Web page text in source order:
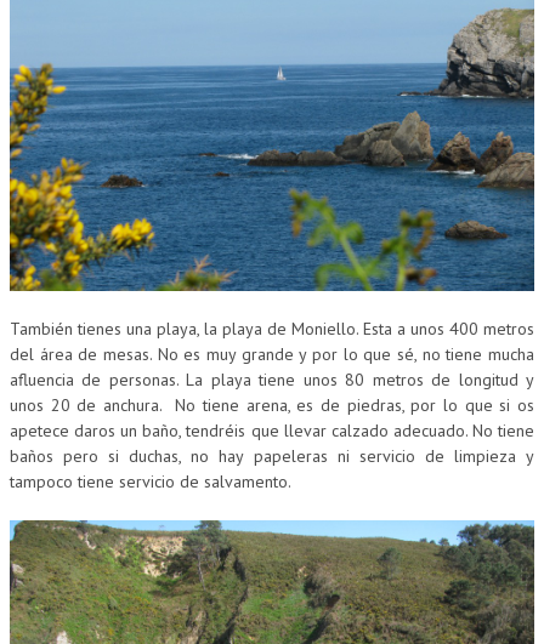
También tienes una playa, la playa de Moniello. Esta a unos 400 metros
del área de mesas. No es muy grande y por lo que sé, no tiene mucha
afluencia de personas. La playa tiene unos 80 metros de longitud y
unos 20 de anchura. No tiene arena, es de piedras, por lo que si os
apetece daros un baño, tendréis que llevar calzado adecuado. No tiene
baños pero si duchas, no hay papeleras ni servicio de limpieza y
tampoco tiene servicio de salvamento.